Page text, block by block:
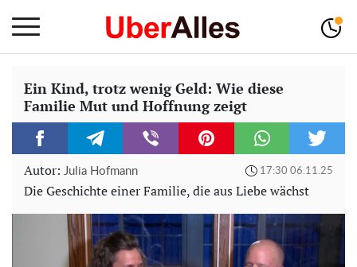
Ein Kind, trotz wenig Geld: Wie diese
Familie Mut und Hoffnung zeigt
Autor: Julia Hofmann 17:30 06.11.25
Die Geschichte einer Familie, die aus Liebe wächst